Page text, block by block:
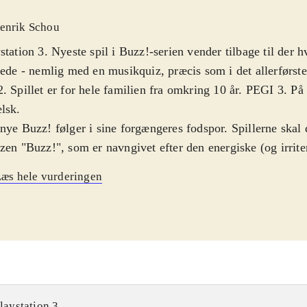
Schou
3. Nyeste spil i Buzz!-serien vender tilbage til der
- nemlig med en musikquiz, præcis som i det
Spillet er for hele familien fra omkring 10 år. PEGI 3. På
.
Buzz! følger i sine forgængeres fodspor. Spillerne skal
"Buzz!", som er navngivet efter den energiske (og
hjælp af et Playstation Move sæt - hvilket dog er en
masser af spørgsmål om kunstnere, titler, albumtitler og
Flere af spørgsmålene akkompagneres af musik, men
er denne musik ikke altid i en korrekt version, men
hele vurderingen